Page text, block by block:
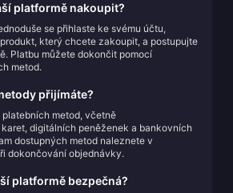
platformě nakoupit?
se přihlaste ke svému účtu,
který chcete zakoupit, a postupujte
Platbu můžete dokončit pomocí
metod.
přijímáte?
platebních metod, včetně
digitálních peněženek a bankovních
dostupných metod naleznete v
dokončování objednávky.
platformě bezpečná?